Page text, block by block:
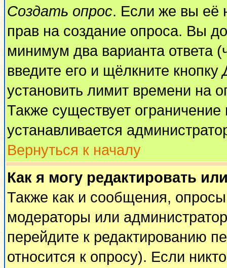
Создать опрос. Если же вы её
прав на создание опроса. Вы
минимум два варианта ответа
введите его и щёлкните кнопку
установить лимит времени на
Также существует ограничение
устанавливается
Вернуться к началу
Как я могу редактировать
Также как и сообщения, опросы
модераторы или
перейдите к редактированию
относится к опросу). Если